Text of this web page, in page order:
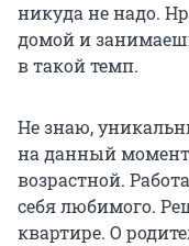
никуда не надо.
домой и
в такой темп.
Не знаю,
на данный
возрастной.
себя любимого.
квартире. О